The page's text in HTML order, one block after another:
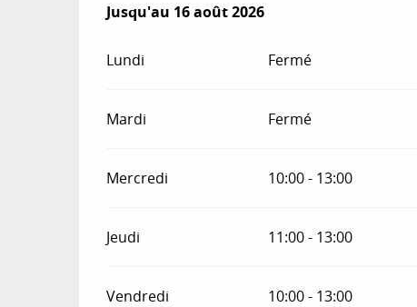
Du17 juillet 2026au16 août 2026
Jusqu'au 16 août 2026
Lundi Fermé
Mardi Fermé
Mercredi 10:00 - 13:00
Jeudi 11:00 - 13:00
Vendredi 10:00 - 13:00